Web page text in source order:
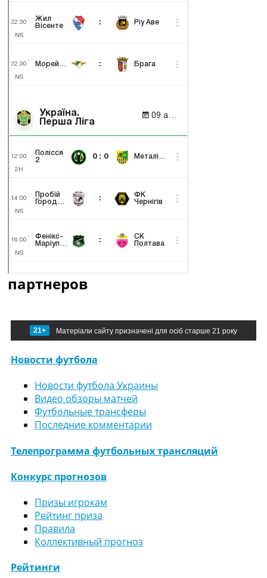
партнеров
21+ Матеріали сайту призначені для осіб старше 21 року
Новости футбола
Новости футбола Украины
Видео обзоры матчей
Футбольные трансферы
Последние комментарии
Телепрограмма футбольных трансляций
Конкурс прогнозов
Призы игрокам
Рейтинг приза
Правила
Коллективный прогноз
Рейтинги